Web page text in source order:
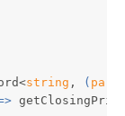
string , (